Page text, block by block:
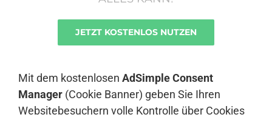
JETZT KOSTENLOS NUTZEN
Mit dem kostenlosen AdSimple Consent
Manager (Cookie Banner) geben Sie Ihren
Websitebesuchern volle Kontrolle über Cookies